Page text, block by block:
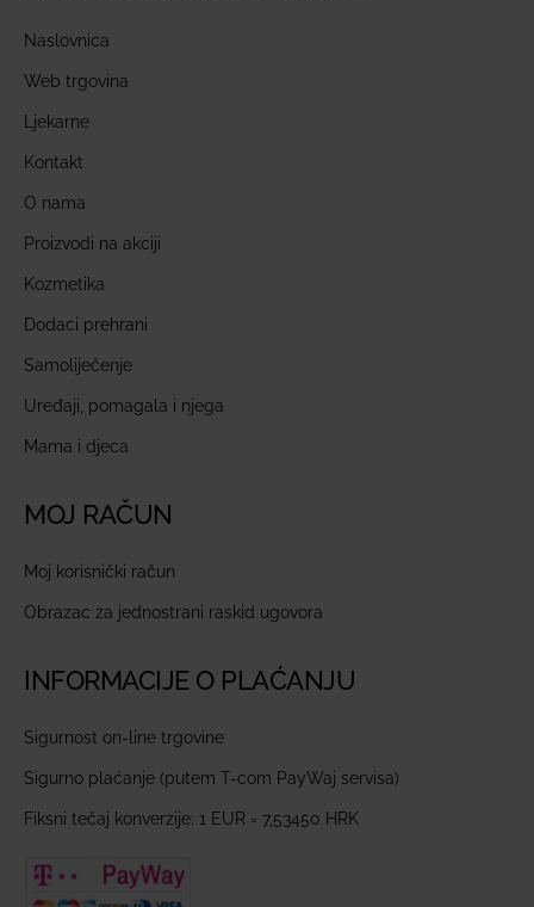
Naslovnica
Web trgovina
Ljekarne
Kontakt
O nama
Proizvodi na akciji
Kozmetika
Dodaci prehrani
Samoliječenje
Uređaji, pomagala i njega
Mama i djeca
MOJ RAČUN
Moj korisnički račun
Obrazac za jednostrani raskid ugovora
INFORMACIJE O PLAĆANJU
Sigurnost on-line trgovine
Sigurno plaćanje (putem T-com PayWaj servisa)
Fiksni tečaj konverzije: 1 EUR = 7,53450 HRK